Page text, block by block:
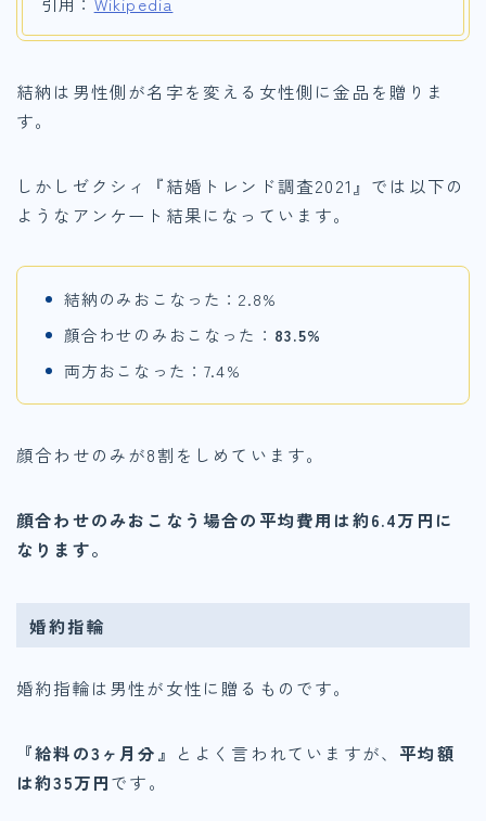
結納は男性側が名字を変える女性側に金品を贈りま
す。
しかしゼクシィ『結婚トレンド調査2021』では以下の
ようなアンケート結果になっています。
結納のみおこなった：2.8%
顔合わせのみおこなった： 83.5%
両方おこなった：7.4%
顔合わせのみが8割をしめています。
顔合わせのみおこなう場合の平均費用は約6.4万円に
なります。
婚約指輪
婚約指輪は男性が女性に贈るものです。
『給料の3ヶ月分』 とよく言われていますが、 平均額
は約35万円です。